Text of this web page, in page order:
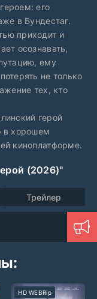
его
в Бундестаг.
приходит и
осознавать,
ему
не только
тех, кто
герой
в хорошем
киноплатформе.
(2026)"
Трейлер
HD WEBRip